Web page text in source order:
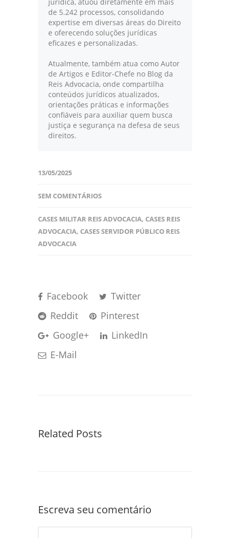
de 5.242 processos, consolidando
expertise em diversas áreas do Direito
e oferecendo soluções jurídicas
eficazes e personalizadas.
Atualmente, também atua como Autor
de Artigos e Editor-Chefe no Blog da
Reis Advocacia, onde compartilha
conteúdos jurídicos atualizados,
orientações práticas e informações
confiáveis para auxiliar quem busca
justiça e segurança na defesa de seus
direitos.
13/05/2025
SEM COMENTÁRIOS
CASES MILITAR REIS ADVOCACIA, CASES REIS
ADVOCACIA, CASES SERVIDOR PÚBLICO REIS
ADVOCACIA
Facebook
Twitter
Reddit
Pinterest
Google+
LinkedIn
E-Mail
Related Posts
Escreva seu comentário